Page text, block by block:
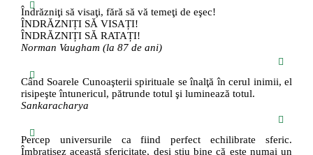
Îndrăzniţi să visaţi, fără să vă temeţi de eşec!
ÎNDRĂZNIȚI SĂ VISAȚI!
ÎNDRĂZNIȚI SĂ RATAȚI!
Norman Vaugham (la 87 de ani)
Când Soarele Cunoaşterii spirituale se înalţă în cerul inimii, el
risipeşte întunericul, pătrunde totul şi luminează totul.
Sankaracharya
Percep universurile ca fiind perfect echilibrate sferic.
Îmbrațișez această sfericitate, deși știu bine că este numai un